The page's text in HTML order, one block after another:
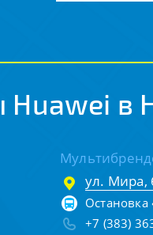
в
ул. Мира,
Остановка
+7 (383)